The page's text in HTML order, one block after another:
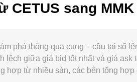
của Cetus Protocol trên Sui và
phần thưởng hay tham gia
định với hướng đi của Bitcoin và
sức mạnh của MMK, chính
rate CETUS/MMK. Các
tại các khu vực có nhu cầu
CETUS sang MMK
phá thông qua cung – cầu tại sổ
lệch giữa giá bid tốt nhất và giá
từ nhiều sàn, các bên tổng